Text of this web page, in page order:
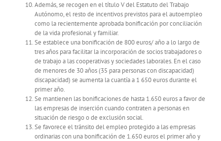
Además, se recogen en el título V del Estatuto del Trabajo
Autónomo, el resto de incentivos previstos para el autoempleo
como la recientemente aprobada bonificación por conciliación
de la vida profesional y familiar.
Se establece una bonificación de 800 euros/ año a lo largo de
tres años para facilitar la incorporación de socios trabajadores o
de trabajo a las cooperativas y sociedades laborales. En el caso
de menores de 30 años (35 para personas con discapacidad)
discapacidad) se aumenta la cuantía a 1 650 euros durante el
primer año.
Se mantienen las bonificaciones de hasta 1.650 euros a favor de
las empresas de inserción cuando contraten a personas en
situación de riesgo o de exclusión social.
Se favorece el tránsito del empleo protegido a las empresas
ordinarias con una bonificación de 1.650 euros el primer año y